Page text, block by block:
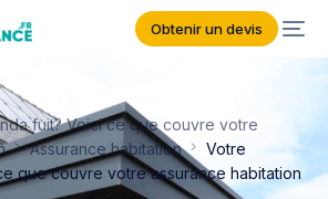
Obtenir un devis
fuit? Voici ce que couvre votre
Assurance habitation
Votre
que couvre votre assurance habitation